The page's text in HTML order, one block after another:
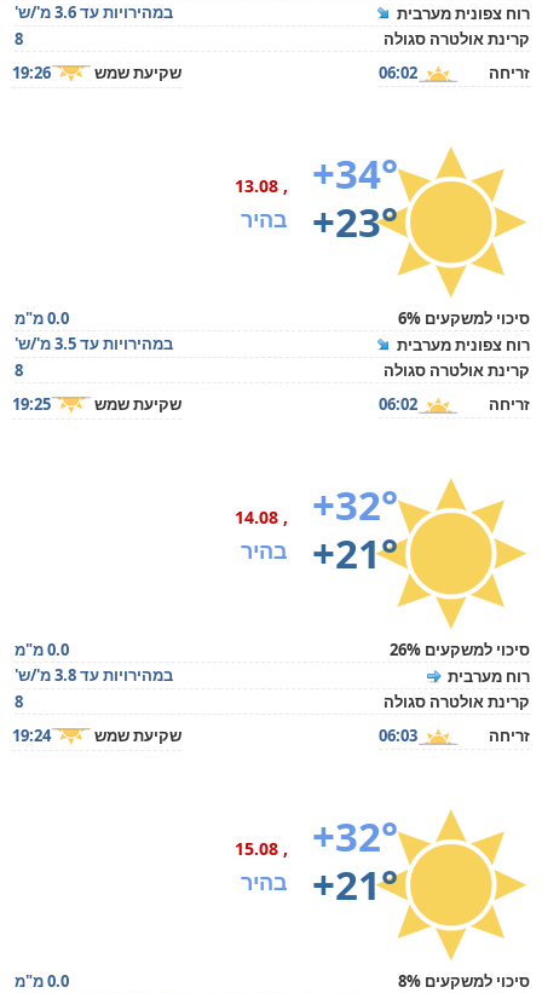
רוח צפונית מערבית
במהירויות עד 3.6 מ'/ש'
קרינת אולטרה סגולה
8
זריחה
06:02 שקיעת שמש 19:26
+34°
+23°
, 13.08
בהיר
סיכוי למשקעים 6%
0.0 מ"מ
רוח צפונית מערבית
במהירויות עד 3.5 מ'/ש'
קרינת אולטרה סגולה
8
זריחה
06:02 שקיעת שמש 19:25
+32°
+21°
, 14.08
בהיר
סיכוי למשקעים 26%
0.0 מ"מ
רוח מערבית
במהירויות עד 3.8 מ'/ש'
קרינת אולטרה סגולה
8
זריחה
06:03 שקיעת שמש 19:24
+32°
+21°
, 15.08
בהיר
סיכוי למשקעים 8%
0.0 מ"מ